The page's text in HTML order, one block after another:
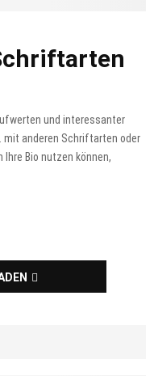
und interessanter
mit anderen Schriftarten oder
Bio nutzen können,